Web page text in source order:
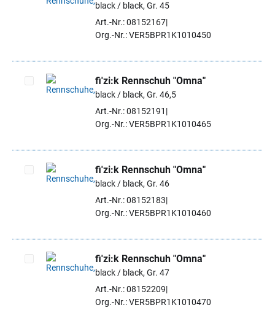
Artikel auswählen
black / black, Gr. 45
Art.-Nr.: 08152167
Org.-Nr.: VER5BPR1K1010450
Artikel auswählen
fi'zi:k Rennschuh "Omna"
black / black, Gr. 46,5
Art.-Nr.: 08152191
Org.-Nr.: VER5BPR1K1010465
Artikel auswählen
fi'zi:k Rennschuh "Omna"
black / black, Gr. 46
Art.-Nr.: 08152183
Org.-Nr.: VER5BPR1K1010460
Artikel auswählen
fi'zi:k Rennschuh "Omna"
black / black, Gr. 47
Art.-Nr.: 08152209
Org.-Nr.: VER5BPR1K1010470